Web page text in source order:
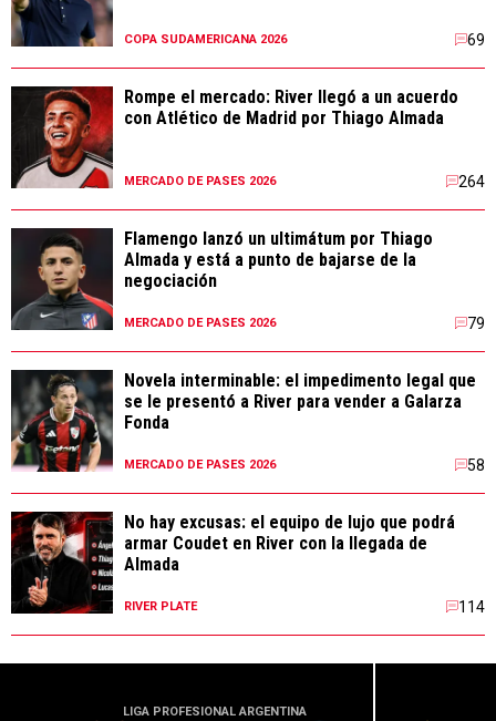
COPA SUDAMERICANA 2026 69
Rompe el mercado: River llegó a un acuerdo
con Atlético de Madrid por Thiago Almada
MERCADO DE PASES 2026 264
Flamengo lanzó un ultimátum por Thiago
Almada y está a punto de bajarse de la
negociación
MERCADO DE PASES 2026 79
Novela interminable: el impedimento legal que
se le presentó a River para vender a Galarza
Fonda
MERCADO DE PASES 2026 58
No hay excusas: el equipo de lujo que podrá
armar Coudet en River con la llegada de
Almada
RIVER PLATE 114
LIGA PROFESIONAL ARGENTINA